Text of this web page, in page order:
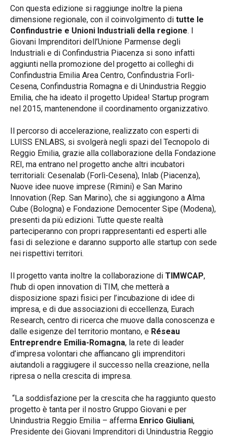
Con questa edizione si raggiunge inoltre la piena
dimensione regionale, con il coinvolgimento di tutte le
Confindustrie e Unioni Industriali della regione. I
Giovani Imprenditori dell’Unione Parmense degli
Industriali e di Confindustria Piacenza si sono infatti
aggiunti nella promozione del progetto ai colleghi di
Confindustria Emilia Area Centro, Confindustria Forlì-
Cesena, Confindustria Romagna e di Unindustria Reggio
Emilia, che ha ideato il progetto Upidea! Startup program
nel 2015, mantenendone il coordinamento organizzativo.
Il percorso di accelerazione, realizzato con esperti di
LUISS ENLABS, si svolgerà negli spazi del Tecnopolo di
Reggio Emilia, grazie alla collaborazione della Fondazione
REI, ma entrano nel progetto anche altri incubatori
territoriali: Cesenalab (Forlì-Cesena), Inlab (Piacenza),
Nuove idee nuove imprese (Rimini) e San Marino
Innovation (Rep. San Marino), che si aggiungono a Alma
Cube (Bologna) e Fondazione Democenter Sipe (Modena),
presenti da più edizioni. Tutte queste realtà
parteciperanno con propri rappresentanti ed esperti alle
fasi di selezione e daranno supporto alle startup con sede
nei rispettivi territori.
Il progetto vanta inoltre la collaborazione di TIMWCAP,
l’hub di open innovation di TIM, che metterà a
disposizione spazi fisici per l’incubazione di idee di
impresa, e di due associazioni di eccellenza, Eurach
Research, centro di ricerca che muove dalla conoscenza e
dalle esigenze del territorio montano, e Réseau
Entreprendre Emilia-Romagna, la rete di leader
d’impresa volontari che affiancano gli imprenditori
aiutandoli a raggiugere il successo nella creazione, nella
ripresa o nella crescita di impresa.
“La soddisfazione per la crescita che ha raggiunto questo
progetto è tanta per il nostro Gruppo Giovani e per
Unindustria Reggio Emilia – afferma Enrico Giuliani,
Presidente dei Giovani Imprenditori di Unindustria Reggio